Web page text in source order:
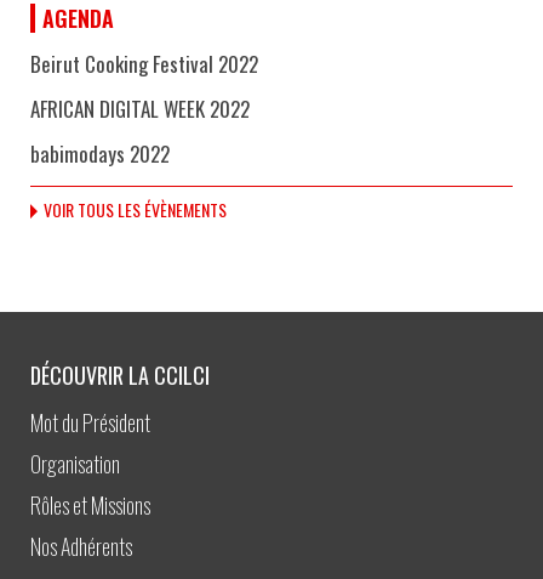
AGENDA
Beirut Cooking Festival 2022
AFRICAN DIGITAL WEEK 2022
babimodays 2022
VOIR TOUS LES ÉVÈNEMENTS
DÉCOUVRIR LA CCILCI
Mot du Président
Organisation
Rôles et Missions
Nos Adhérents